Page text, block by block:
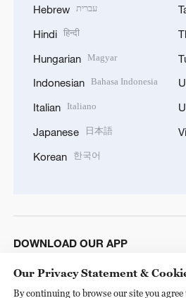
Hebrew עברית
Hindi हिन्दी
Hungarian Magyar
Indonesian Bahasa Indonesia
Italian Italiano
Japanese 日本語
Korean 한국어
DOWNLOAD OUR APP
Our Privacy Statement &
By continuing to browse our site you agree